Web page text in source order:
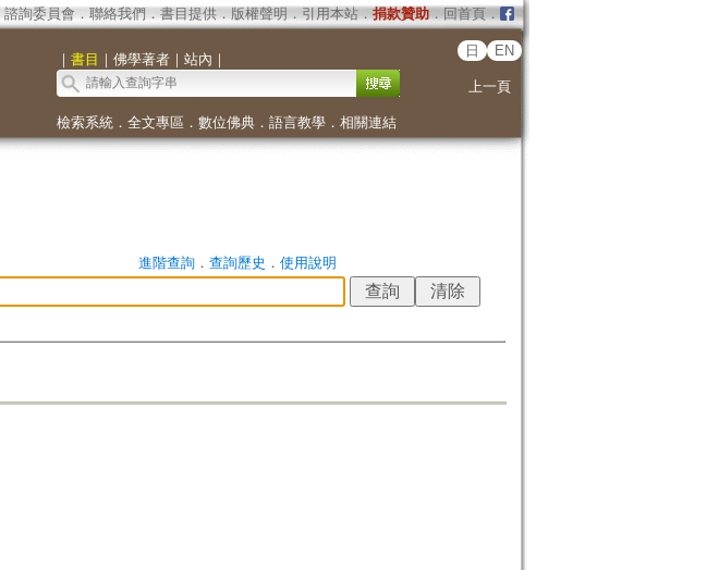
諮詢委員會． 聯絡我們 ． 書目提供． 版權聲明 ． 引用本站． 捐款贊助．回首頁．
｜ 書目 ｜ 佛學著者｜ 站內 ｜
日 EN
上一頁
檢索系統． 全文專區 ． 數位佛典． 語言教學． 相關連結
進階查詢． 查詢歷史 ． 使用說明